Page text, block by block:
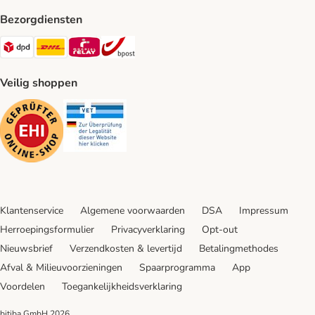
Bezorgdiensten
Dpd Shipping Method
DHL Shipping Method
Mondial Relay Shipping Method
Veilig shoppen
Security
Klantenservice Algemene voorwaarden DSA
Impressum
Herroepingsformulier
Privacyverklaring
Opt-out
Nieuwsbrief
Verzendkosten & levertijd
Betalingmethodes
Afval & Milieuvoorzieningen
Spaarprogramma
App
Voordelen
Toegankelijkheidsverklaring